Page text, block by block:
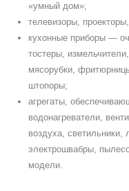
«умный дом»;
телевизоры,
кухонные приборы —
тостеры,
мясорубки,
штопоры;
агрегаты,
водонагреватели,
воздуха,
электрошвабры,
модели.